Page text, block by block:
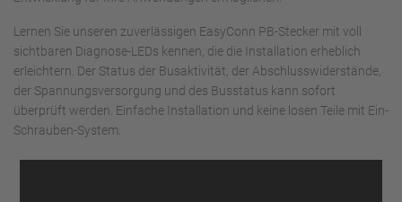
Lernen Sie unseren zuverlässigen EasyConn PB-Stecker mit voll
sichtbaren Diagnose-LEDs kennen, die die Installation erheblich
erleichtern. Der Status der Busaktivität, der Abschlusswiderstände,
der Spannungsversorgung und des Busstatus kann sofort
überprüft werden. Einfache Installation und keine losen Teile mit Ein-
Schrauben-System.